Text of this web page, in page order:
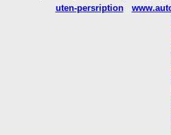
uten-persription